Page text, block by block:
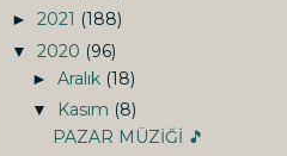
► 2021 (188)
▼ 2020 (96)
► Aralık (18)
▼ Kasım (8)
PAZAR MÜZİĞİ 🎵